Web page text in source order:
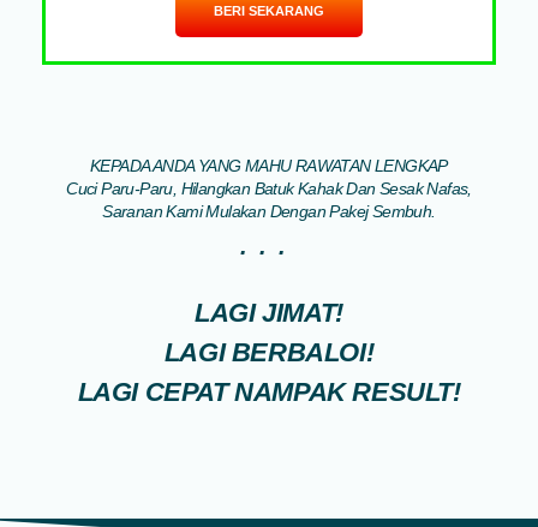
BERI SEKARANG
KEPADA ANDA YANG MAHU RAWATAN LENGKAP
Cuci Paru-Paru, Hilangkan Batuk Kahak Dan Sesak Nafas,
Saranan Kami Mulakan Dengan Pakej Sembuh.
...
LAGI JIMAT!
LAGI BERBALOI!
LAGI CEPAT NAMPAK RESULT!